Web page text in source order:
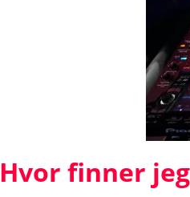
Hvor finner